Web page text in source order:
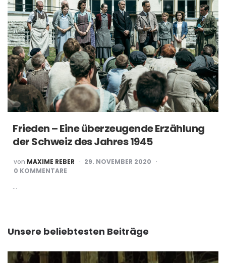
Frieden – Eine überzeugende Erzählung
der Schweiz des Jahres 1945
POSTED
BY
von MAXIME REBER
29. NOVEMBER 2020
0 KOMMENTARE
…
Unsere beliebtesten Beiträge